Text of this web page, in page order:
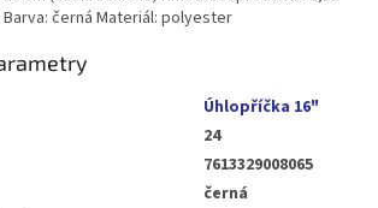
černá Materiál: polyester
Úhlopříčka 16"
24
7613329008065
černá